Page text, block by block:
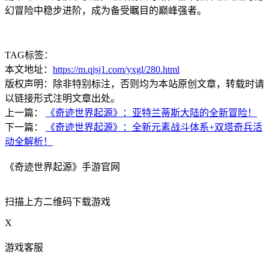
幻冒险中稳步进阶，成为备受瞩目的巅峰强者。
TAG标签：
本文地址： https://m.qjsj1.com/yxgl/280.html
版权声明：除非特别标注，否则均为本站原创文章，转载时请
以链接形式注明文章出处。
上一篇：
《奇迹世界起源》：亚特兰蒂斯大陆的全新冒险！
下一篇：
《奇迹世界起源》：全新元素战斗体系+双塔奇兵活
动全解析！
《奇迹世界起源》手游官网
扫描上方二维码下载游戏
X
游戏客服